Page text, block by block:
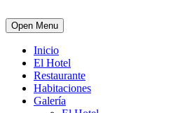
Open Menu
Inicio
El Hotel
Restaurante
Habitaciones
Galería